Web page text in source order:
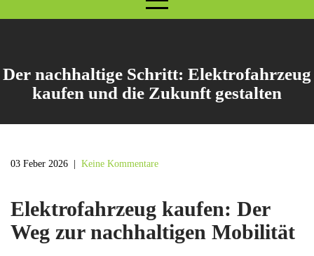
Der nachhaltige Schritt: Elektrofahrzeug
kaufen und die Zukunft gestalten
03 Feber 2026 Keine Kommentare
Elektrofahrzeug kaufen: Der
Weg zur nachhaltigen Mobilität